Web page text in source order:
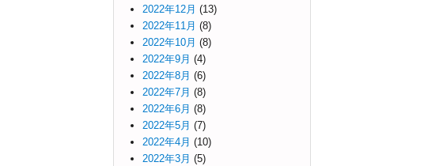
2022年12月 (13)
2022年11月 (8)
2022年10月 (8)
2022年9月 (4)
2022年8月 (6)
2022年7月 (8)
2022年6月 (8)
2022年5月 (7)
2022年4月 (10)
2022年3月 (5)